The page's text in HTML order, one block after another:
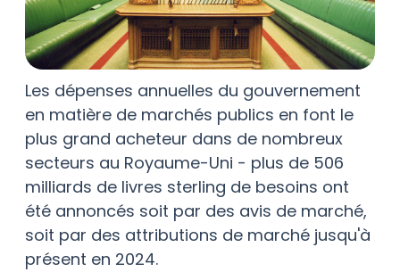
Les dépenses annuelles du gouvernement
en matière de marchés publics en font le
plus grand acheteur dans de nombreux
secteurs au Royaume-Uni - plus de 506
milliards de livres sterling de besoins ont
été annoncés soit par des avis de marché,
soit par des attributions de marché jusqu'à
présent en 2024.